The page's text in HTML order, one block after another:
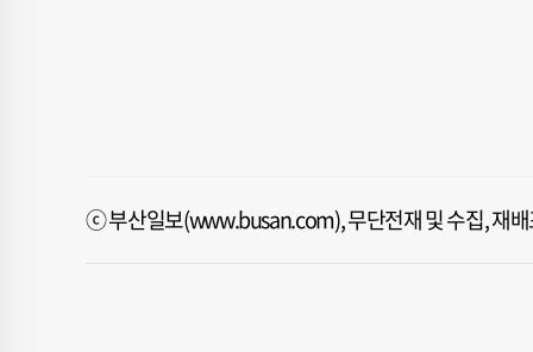
ⓒ 부산일보(www.busan.com), 무단전재 및 수집, 재